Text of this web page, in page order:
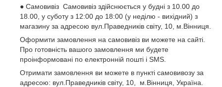
● Самовивіз Самовивіз здійснюється у будні з 10.00 до
18.00, у суботу з 12:00 до 18:00 (у неділю - вихідний) з
магазину за адресою вул.Праведників світу, 10, м.Вінниця.
Оформити замовлення на самовивіз ви можете на сайті.
Про готовність вашого замовлення ми будете
проінформовані по електронній пошті і SMS.
Отримати замовлення ви можете в пункті самовивозу за
адресою: вул.Праведників світу, 10, м.Вінниця, Україна.